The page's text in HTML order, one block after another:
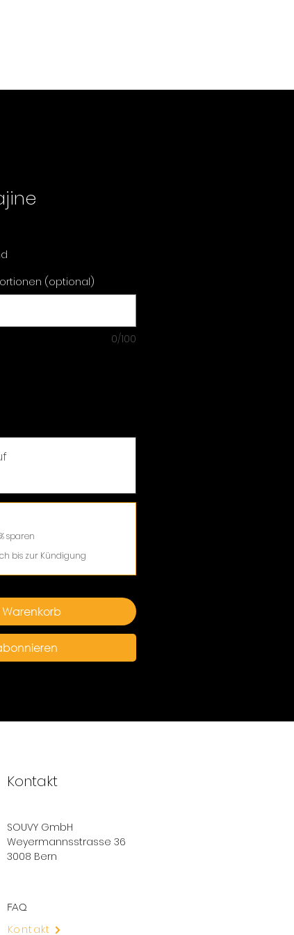
(optional)
0/100
sparen
bis zur Kündigung
Kontakt
SOUVY GmbH
Weyermannsstrasse 36
3008 Bern
FAQ
Kontakt